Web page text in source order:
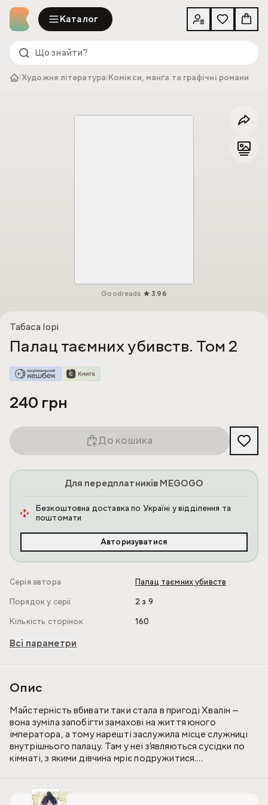
Каталог
|Художня література Комікси, манґа та графічні романи
Goodreads 3.96
Табаса Іорі
Палац таємних убивств. Том 2
240 грн
До кошика
Для передплатників MEGOGO
Безкоштовна доставка по Україні у відділення та
поштомати
Авторизуватися
Серія автора
Палац таємних убивств
Порядок у серії
2 з 9
Кількість сторінок
160
Всі параметри
Опис
Майстерність вбивати таки стала в пригоді Хвалін —
вона зуміла запобігти замахові на життя юного
імператора, а тому нарешті заслужила місце служниці
внутрішнього палацу. Там у неї з’являються сусідки по
кімнаті, з якими дівчина мріє подружитися.
служниці бояться чимось образити доньку грізного Ван